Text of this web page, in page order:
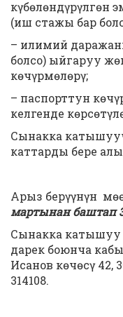
күбөлөндүрүлгөн
(иш стажы бар
– илимий
болсо) ыйгаруу
көчүрмөлөрү;
– паспорттун
келгенде
Сынакка
каттарды бере
Арыз берүүнүн
мартынан баштап
Сынакка катышуу
дарек боюнча
Исанов көчөсү 42,
314108.